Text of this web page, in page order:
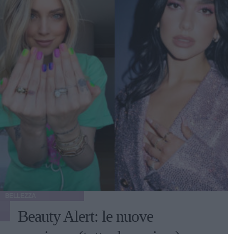
Beauty Alert: le nuove